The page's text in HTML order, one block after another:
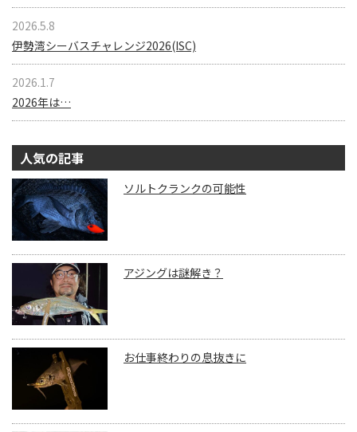
2026.5.8
伊勢湾シーバスチャレンジ2026(ISC)
2026.1.7
2026年は…
人気の記事
ソルトクランクの可能性
アジングは謎解き？
お仕事終わりの息抜きに